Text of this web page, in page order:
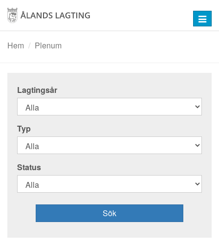
Hoppa
huvudinnehåll
Hem
Plenum
Lagtingsår
Typ
Status
Sök